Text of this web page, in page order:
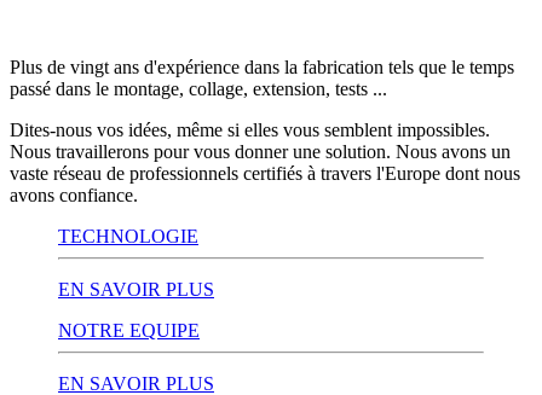
Plus de vingt ans d'expérience dans la fabrication tels que le temps
passé dans le montage, collage, extension, tests ...
Dites-nous vos idées, même si elles vous semblent impossibles.
Nous travaillerons pour vous donner une solution. Nous avons un
vaste réseau de professionnels certifiés à travers l'Europe dont nous
avons confiance.
TECHNOLOGIE
EN SAVOIR PLUS
NOTRE EQUIPE
EN SAVOIR PLUS